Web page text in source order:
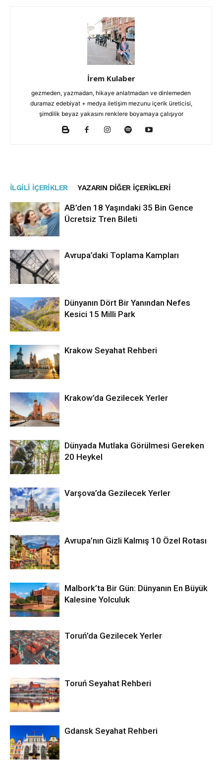
İrem Kulaber
gezmeden, yazmadan, hikaye anlatmadan ve dinlemeden
duramaz edebiyat + medya iletişim mezunu içerik üreticisi,
şimdilik beyaz yakasını renklere boyamaya çalışıyor
İLGILI İÇERIKLER YAZARIN DIĞER İÇERIKLERI
AB’den 18 Yaşındaki 35 Bin Gence
Ücretsiz Tren Bileti
Avrupa’daki Toplama Kampları
Dünyanın Dört Bir Yanından Nefes
Kesici 15 Milli Park
Krakow Seyahat Rehberi
Krakow’da Gezilecek Yerler
Dünyada Mutlaka Görülmesi Gereken
20 Heykel
Varşova’da Gezilecek Yerler
Avrupa’nın Gizli Kalmış 10 Özel Rotası
Malbork’ta Bir Gün: Dünyanın En Büyük
Kalesine Yolculuk
Toruń’da Gezilecek Yerler
Toruń Seyahat Rehberi
Gdansk Seyahat Rehberi